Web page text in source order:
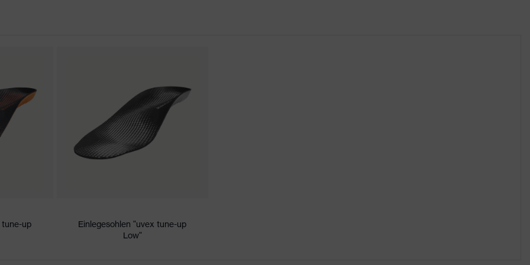
Aufladung (ESD) mit einem Ableitwiderstand kleiner 100
uvex xenova®-System
tune-up
Einlegesohlen "uvex tune-up
Low"